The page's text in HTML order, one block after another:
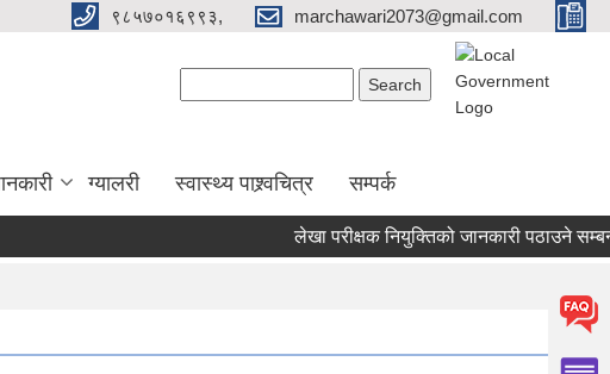
९८५७०१६९९३, marchawari2073@gmail.com
ग्यालरी स्वास्थ्य पाश्र्वचित्र सम्पर्क
लेखा परीक्षक नियुक्तिको जानकारी पठाउने सम्बन्धी